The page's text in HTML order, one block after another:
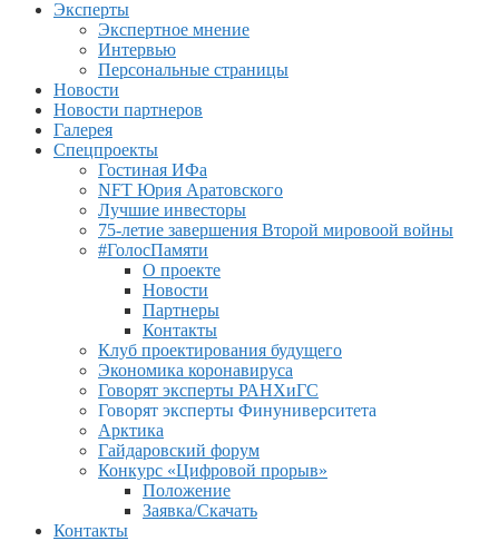
Эксперты
Экспертное мнение
Интервью
Персональные страницы
Новости
Новости партнеров
Галерея
Спецпроекты
Гостиная ИФа
NFT Юрия Аратовского
Лучшие инвесторы
75-летие завершения Второй мировоой войны
#ГолосПамяти
О проекте
Новости
Партнеры
Контакты
Клуб проектирования будущего
Экономика коронавируса
Говорят эксперты РАНХиГС
Говорят эксперты Финуниверситета
Арктика
Гайдаровский форум
Конкурс «Цифровой прорыв»
Положение
Заявка/Скачать
Контакты